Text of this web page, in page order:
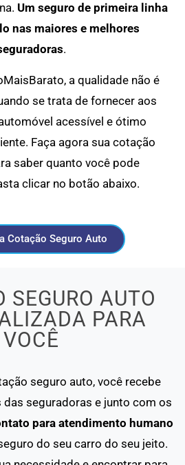
Um seguro de primeira linha
nas maiores e melhores
.
a qualidade não é
se trata de fornecer aos
acessível e ótimo
Faça agora sua cotação
saber quanto você pode
clicar no botão abaixo.
Cotação Seguro Auto
SEGURO AUTO
PARA
VOCÊ
seguro auto, você recebe
seguradoras e junto com os
para atendimento humano
do seu carro do seu jeito.